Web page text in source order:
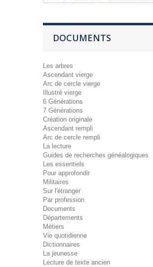
DOCUMENTS
Les arbres
Ascendant vierge
Arc de cercle vierge
Illustré vierge
6 Générations
7 Générations
Création originale
Ascendant rempli
Arc de cercle rempli
La lecture
Guides de recherches généalogiques
Les essentiels
Pour approfondir
Militaires
Sur l'étranger
Par profession
Documents
Départements
Métiers
Vie quotidienne
Dictionnaires
La jeunesse
Lecture de texte ancien